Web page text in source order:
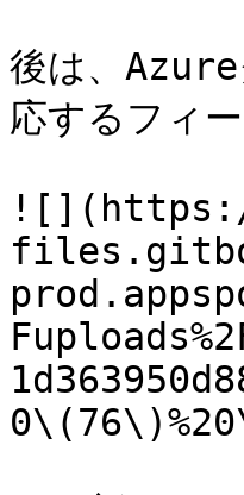
後は、Azure
応するフィ
![](https://